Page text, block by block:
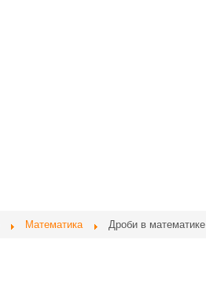
Математика Дроби в математике